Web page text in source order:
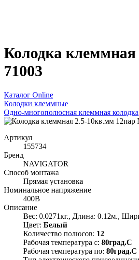
Колодка
71003
Каталог Online
Колодки клеммные
Одно-многополюсная клеммная колодка
Артикул
155734
Бренд
NAVIGATOR
Способ монтажа
Прямая установка
Номинальное напряжение
400В
Описание
Вес: 0.0271кг., Длина: 0.12м.,
Цвет: Белый
Количество полюсов: 12
Рабочая температура с: 80град.C
Рабочая температура по: 80град.C